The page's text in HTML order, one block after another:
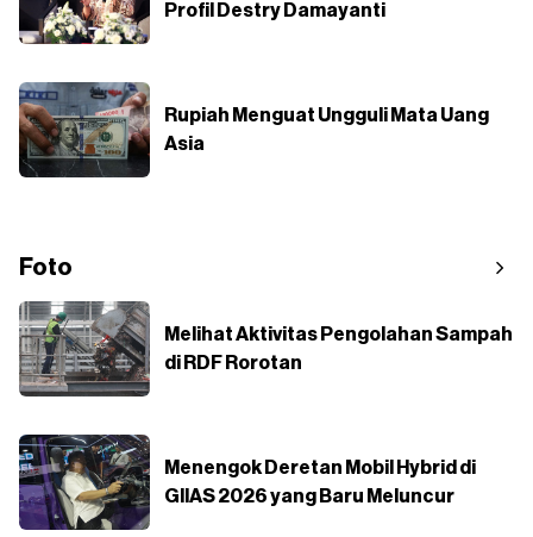
Profil Destry Damayanti
Rupiah Menguat Ungguli Mata Uang
Asia
Foto
Melihat Aktivitas Pengolahan Sampah
di RDF Rorotan
Menengok Deretan Mobil Hybrid di
GIIAS 2026 yang Baru Meluncur